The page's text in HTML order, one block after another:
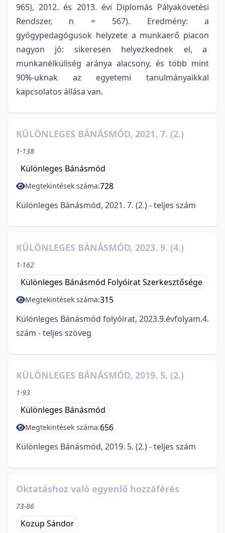
965), 2012. és 2013. évi Diplomás Pályakövetési
Rendszer, n = 567). Eredmény: a
gyógypedagógusok helyzete a munkaerő piacon
nagyon jó: sikeresen helyezkednek el, a
munkanélküliség aránya alacsony, és több mint
90%-uknak az egyetemi tanulmányaikkal
kapcsolatos állása van.
KÜLÖNLEGES BÁNÁSMÓD, 2021. 7. (2.)
1-138
Különleges Bánásmód
Megtekintések száma:728
Különleges Bánásmód, 2021. 7. (2.) - teljes szám
KÜLÖNLEGES BÁNÁSMÓD, 2023. 9. (4.)
1-162
Különleges Bánásmód Folyóirat Szerkesztősége
Megtekintések száma:315
Különleges Bánásmód folyóirat, 2023.9.évfolyam.4.
szám - teljes szöveg
KÜLÖNLEGES BÁNÁSMÓD, 2019. 5. (2.)
1-93
Különleges Bánásmód
Megtekintések száma:656
Különleges Bánásmód, 2019. 5. (2.) - teljes szám
Oktatáshoz való egyenlő hozzáférés
73-86
Kozup Sándor